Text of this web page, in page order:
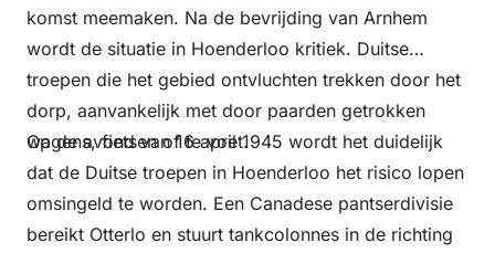
komst meemaken. Na de bevrijding van Arnhem
wordt de situatie in Hoenderloo kritiek. Duitse
troepen die het gebied ontvluchten trekken door het
dorp, aanvankelijk met door paarden getrokken
wagens, fietsen of te voet.
Op de avond van 16 april 1945 wordt het duidelijk
dat de Duitse troepen in Hoenderloo het risico lopen
omsingeld te worden. Een Canadese pantserdivisie
bereikt Otterlo en stuurt tankcolonnes in de richting